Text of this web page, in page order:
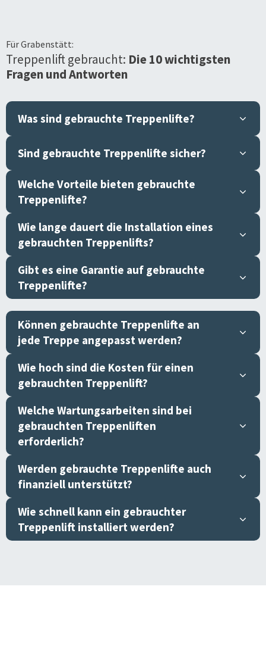
FürGrabenstätt:
Treppenlift gebraucht: Die 10 wichtigsten
Fragen und Antworten
Was sind gebrauchte Treppenlifte?
Sind gebrauchte Treppenlifte sicher?
Welche Vorteile bieten gebrauchte
Treppenlifte?
Wie lange dauert die Installation eines
gebrauchten Treppenlifts?
Gibt es eine Garantie auf gebrauchte
Treppenlifte?
Können gebrauchte Treppenlifte an
jede Treppe angepasst werden?
Wie hoch sind die Kosten für einen
gebrauchten Treppenlift?
Welche Wartungsarbeiten sind bei
gebrauchten Treppenliften
erforderlich?
Werden gebrauchte Treppenlifte auch
finanziell unterstützt?
Wie schnell kann ein gebrauchter
Treppenlift installiert werden?